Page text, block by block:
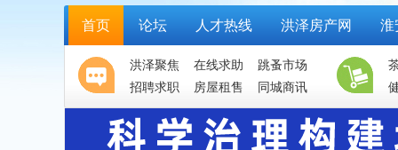
首页 论坛 人才热线 洪泽房产网 淮
洪泽聚焦 在线求助
跳蚤市场
招聘求职
房屋租售 同城商讯